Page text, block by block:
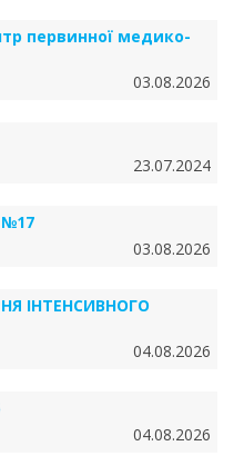
первинної медико-
03.08.2026
23.07.2024
№17
03.08.2026
ІНТЕНСИВНОГО
04.08.2026
04.08.2026